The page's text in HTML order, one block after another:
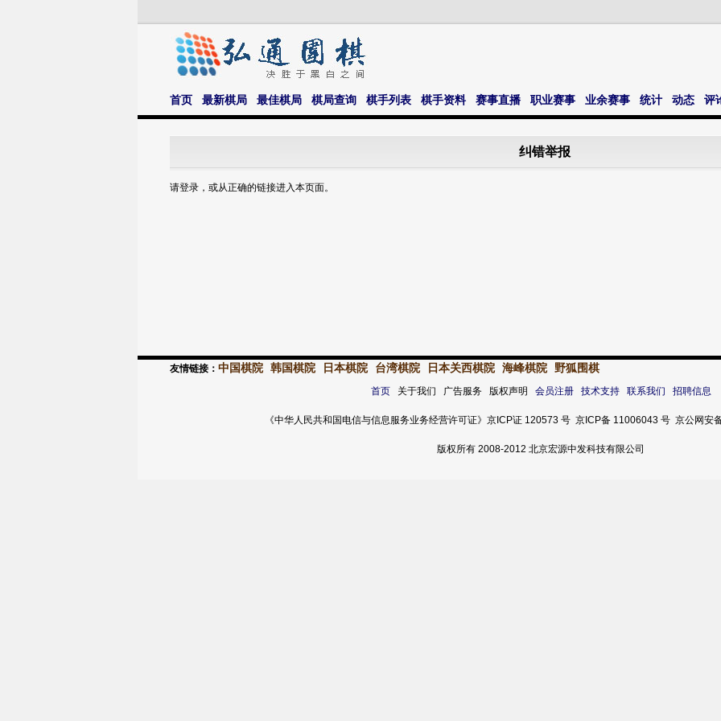
首页 最新棋局 最佳棋局 棋局查询 棋手列表 棋手资料 赛事直播 职业赛事 业余赛事 统计 动态 评
纠错举报
请登录，或从正确的链接进入本页面。
友情链接： 中国棋院 韩国棋院 日本棋院 台湾棋院 日本关西棋院 海峰棋院 野狐围棋
首页关于我们 广告服务 版权声明 会员注册 技术支持 联系我们 招聘信息
《中华人民共和国电信与信息服务业务经营许可证》京ICP证 120573 号 京ICP备 11006043 号 京公网安
版权所有 2008-2012 北京宏源中发科技有限公司